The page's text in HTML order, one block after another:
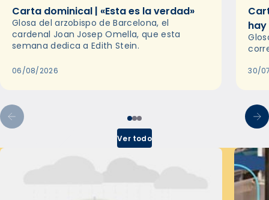
Carta dominical | «Esta es la verdad»
Glosa del arzobispo de Barcelona, el
cardenal Joan Josep Omella, que esta
semana dedica a Edith Stein.
06/08/2026 30/
Ver todo